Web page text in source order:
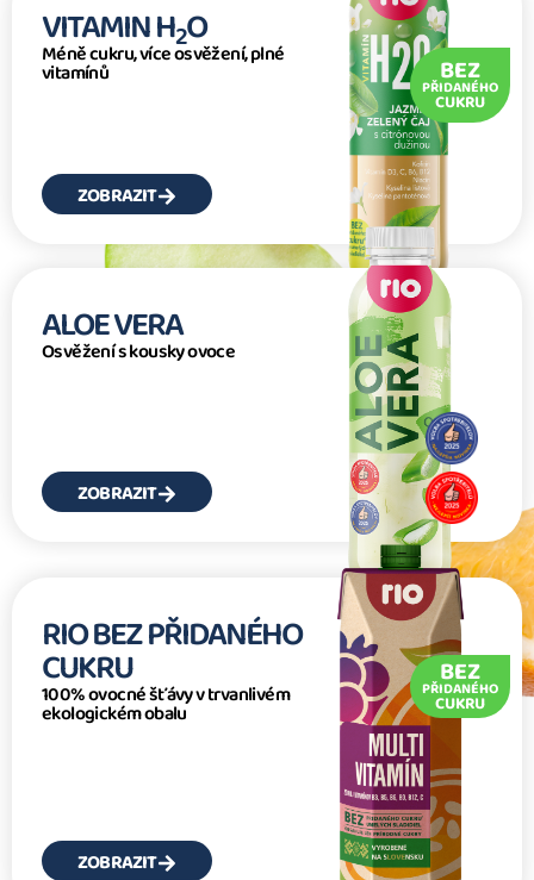
BEZ
PŘIDANÉHO
CUKRU
VITAMIN H2O
Méně cukru, více osvěžení, plné
vitamínů
ZOBRAZIT
ALOE VERA
Osvěžení s kousky ovoce
ZOBRAZIT
BEZ
PŘIDANÉHO
CUKRU
RIO BEZ PŘIDANÉHO
CUKRU
100% ovocné šťávy v trvanlivém
ekologickém obalu
ZOBRAZIT